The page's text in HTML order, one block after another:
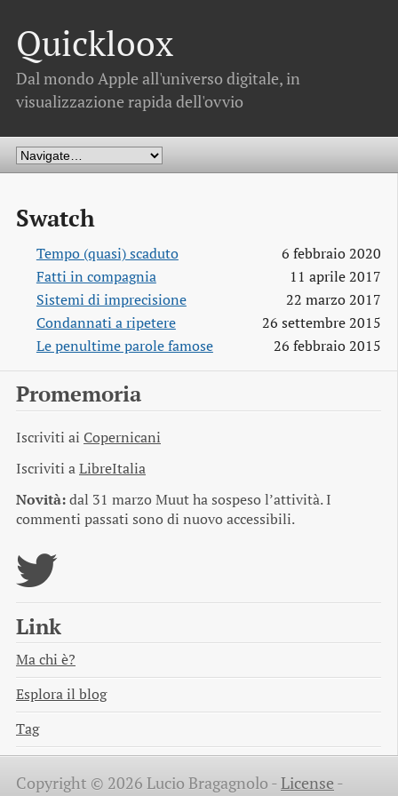
Quickloox
Dal mondo Apple all'universo digitale, in
visualizzazione rapida dell'ovvio
Swatch
Tempo (quasi) scaduto
6 febbraio 2020
Fatti in compagnia
11 aprile 2017
Sistemi di imprecisione
22 marzo 2017
Condannati a ripetere
26 settembre 2015
Le penultime parole famose
26 febbraio 2015
Promemoria
Iscriviti ai Copernicani
Iscriviti aLibreItalia
Novità:dal 31 marzo Muut ha sospeso l’attività. I
commenti passati sono di nuovo accessibili.
Link
Ma chi è?
Esplora il blog
Tag
Copyright © 2026 Lucio Bragagnolo -License -